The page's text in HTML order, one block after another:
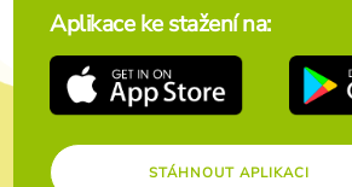
Aplikace ke stažení na:
STÁHNOUT APLIKACI